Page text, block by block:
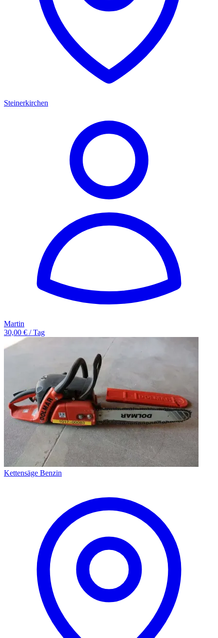
Steinerkirchen
Martin
30,00 € / Tag
Kettensäge Benzin